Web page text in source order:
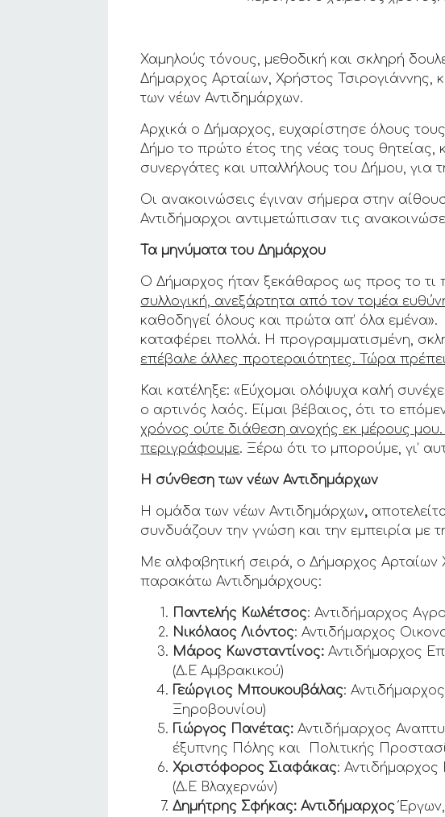
Χαμηλούς τόνους, μεθοδική και σκληρή
Δήμαρχος Αρταίων, Χρήστος Τσιρογιάννης,
των νέων Αντιδημάρχων.
Αρχικά ο Δήμαρχος, ευχαρίστησε όλους
Δήμο το πρώτο έτος της νέας τους θητείας,
συνεργάτες και υπαλλήλους του Δήμου, για
Οι ανακοινώσεις έγιναν σήμερα στην
Αντιδήμαρχοι αντιμετώπισαν τις
Τα μηνύματα του Δημάρχου
Ο Δήμαρχος ήταν ξεκάθαρος ως προς το τι
συλλογική, ανεξάρτητα από τον τομέα
καθοδηγεί όλους και πρώτα απ’ όλα
καταφέρει πολλά. Η προγραμματισμένη,
επέβαλε άλλες προτεραιότητες. Τώρα
Και κατέληξε: «Εύχομαι ολόψυχα καλή
ο αρτινός λαός. Είμαι βέβαιος, ότι το
χρόνος ούτε διάθεση ανοχής εκ μέρους
περιγράφουμε. Ξέρω ότι το μπορούμε, γι’
Η σύνθεση των νέων Αντιδημάρχων
Η ομάδα των νέων Αντιδημάρχων,
συνδυάζουν την γνώση και την εμπειρία με
Με αλφαβητική σειρά, ο Δήμαρχος Αρταίων
παρακάτω Αντιδημάρχους:
Παντελής Κωλέτσος: Αντιδήμαρχος
Νικόλαος Λιόντος: Αντιδήμαρχος
Μάρος Κωνσταντίνος: Αντιδήμαρχος
(Δ.Ε Αμβρακικού)
Γεώργιος Μπουκουβάλας:
Ξηροβουνίου)
Γιώργος Πανέτας: Αντιδήμαρχος
έξυπνης Πόλης και Πολιτικής
Χριστόφορος Σιαφάκας:
(Δ.Ε Βλαχερνών)
Δημήτρης Σφήκας: Αντιδήμαρχος